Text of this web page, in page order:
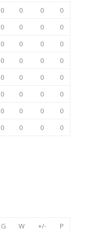
0 0 0
0
0 0 0
0
0 0 0
0
0 0 0
0
0 0 0
0
0 0 0
0
0 0 0
0
0 0 0 0
G W +/-
P